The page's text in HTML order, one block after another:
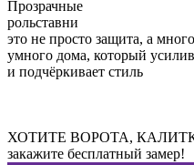
Прозрачные
рольставни
это не просто защита, а
умного дома, который
и подчёркивает стиль
ХОТИТЕ ВОРОТА,
закажите бесплатный замер!